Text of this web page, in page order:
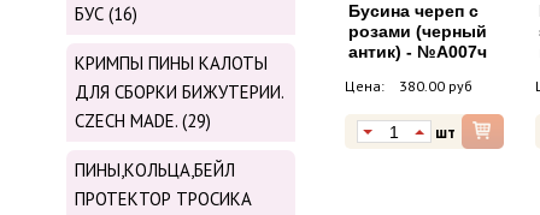
БУС (16)
КРИМПЫ ПИНЫ КАЛОТЫ
ДЛЯ СБОРКИ БИЖУТЕРИИ.
CZECH MADE. (29)
ПИНЫ,КОЛЬЦА,БЕЙЛ
ПРОТЕКТОР ТРОСИКА
Бусина череп с
розами (черный
антик) - №А007ч
Цена: 380.00 руб
шт